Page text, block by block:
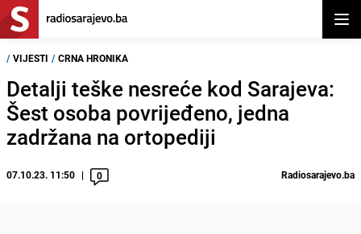
/ VIJESTI / CRNA HRONIKA
Detalji teške nesreće kod Sarajeva:
Šest osoba povrijeđeno, jedna
zadržana na ortopediji
07.10.23. 11:50 0 Radiosarajevo.ba